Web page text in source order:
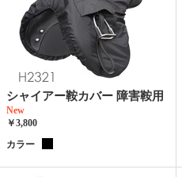
シャイアー鞍カバー 障害鞍用
New
￥3,800
カラー